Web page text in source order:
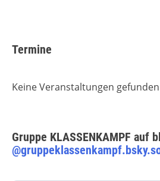
Termine
Keine Veranstaltungen
Gruppe KLASSENKAMPF auf